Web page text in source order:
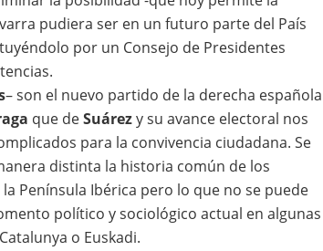
pudiera ser en un futuro parte del País
por un Consejo de Presidentes
– son el nuevo partido de la derecha española
que deSuárezy su avance electoral nos
para la convivencia ciudadana. Se
distinta la historia común de los
Península Ibérica pero lo que no se puede
político y sociológico actual en algunas
o Euskadi.